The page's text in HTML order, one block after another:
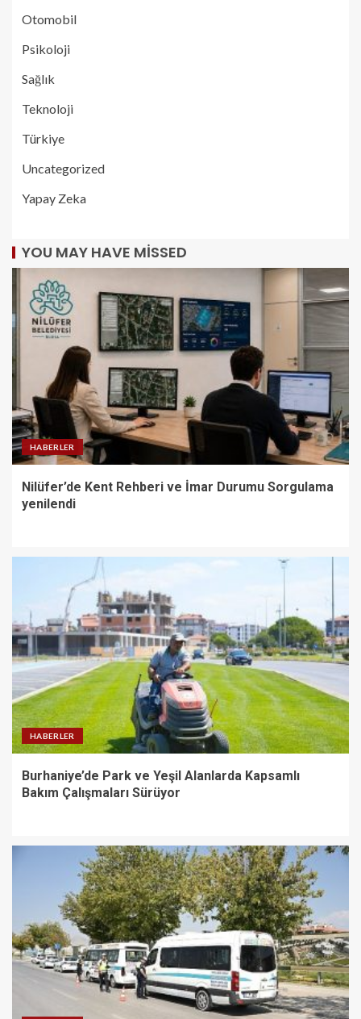
Otomobil
Psikoloji
Sağlık
Teknoloji
Türkiye
Uncategorized
Yapay Zeka
YOU MAY HAVE MISSED
HABERLER
Nilüfer’de Kent Rehberi ve İmar Durumu Sorgulama
yenilendi
HABERLER
Burhaniye’de Park ve Yeşil Alanlarda Kapsamlı
Bakım Çalışmaları Sürüyor